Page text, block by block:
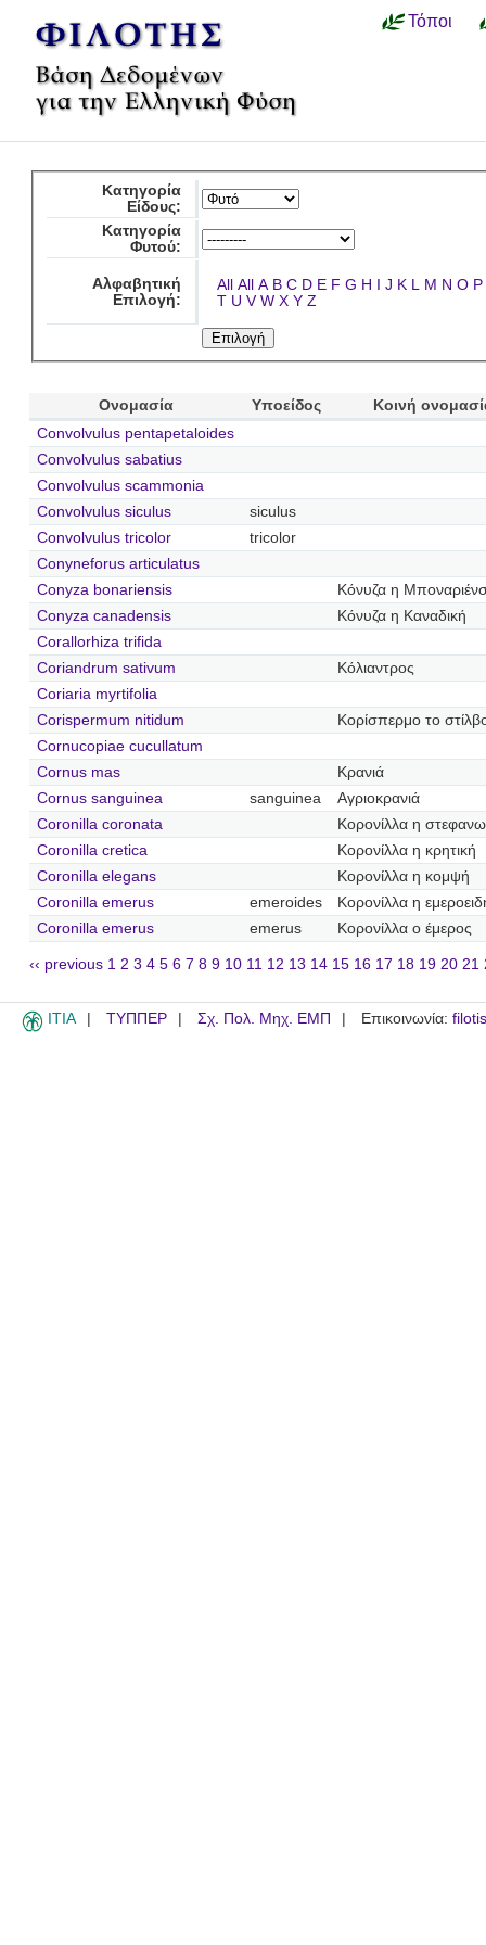
Τόποι
Κατηγορία
Είδους:
Κατηγορία
Φυτού:
Αλφαβητική
Επιλογή:
All All A B C D E F G H I J K L M N O P
T U V W X Y Z
Ονομασία Υποείδος
Κοινή
Convolvulus pentapetaloides
Convolvulus sabatius
Convolvulus scammonia
Convolvulus siculus
siculus
Convolvulus tricolor
tricolor
Conyneforus articulatus
Conyza bonariensis
Κόνυζα η
Conyza canadensis
Κόνυζα η Καναδική
Corallorhiza trifida
Coriandrum sativum
Κόλιαντρος
Coriaria myrtifolia
Corispermum nitidum
Κορίσπερμο το
Cornucopiae cucullatum
Cornus mas
Κρανιά
Cornus sanguinea
sanguinea
Αγριοκρανιά
Coronilla coronata
Κορονίλλα η
Coronilla cretica
Κορονίλλα η κρητική
Coronilla elegans
Κορονίλλα η κομψή
Coronilla emerus
emeroides
Κορονίλλα η
Coronilla emerus
emerus Κορονίλλα ο έμερος
‹‹ previous 1 2 3 4 5 6 7 8 9 10 11 12 13 14 15 16 17 18 19 20 21
ITIA ΤΥΠΠΕΡ Σχ. Πολ. Μηχ. ΕΜΠ Επικοινωνία: